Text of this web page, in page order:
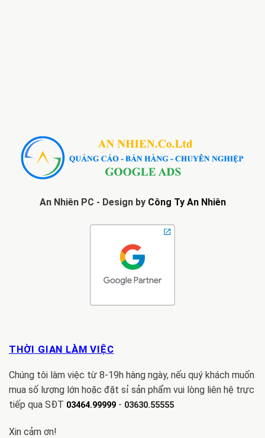
An Nhiên PC - Design by Công Ty An Nhiên
THỜI GIAN LÀM VIỆC
Chúng tôi làm việc từ 8-19h hàng ngày, nếu quý khách muốn
mua số lượng lớn hoặc đặt sỉ sản phẩm vui lòng liên hệ trực
tiếp qua SĐT 03464.99999 - 03630.55555
Xin cảm ơn!